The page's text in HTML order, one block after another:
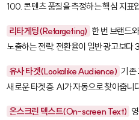
100. 콘텐츠 품질을 측정하는 핵심 지표
리타게팅(Retargeting) 한 번 브랜드
노출하는 전략. 전환율이 일반 광고보다
유사 타겟(Lookalike Audience) 기존
새로운 타겟층. AI가 자동으로 찾아줍니
온스크린 텍스트(On-screen Text)